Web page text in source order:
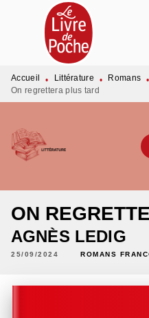
MENU RECHERCHE
PIED DE PAGE
Accueil • Littérature • Romans •
On regrettera plus tard
ON
AGNÈS LEDIG
25/09/2024 ROMANS